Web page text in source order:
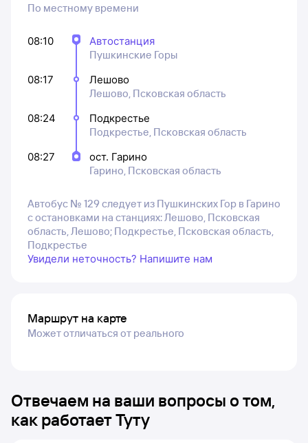
По местному времени
08:10
Автостанция
Пушкинские Горы
08:17
Лешово
Лешово, Псковская область
08:24
Подкрестье
Подкрестье, Псковская область
08:27
ост. Гарино
Гарино, Псковская область
Автобус № 129 следует из Пушкинских Гор в Гарино
с остановками на станциях: Лешово, Псковская
область, Лешово; Подкрестье, Псковская область,
Подкрестье
Увидели неточность? Напишите нам
Маршрут на карте
Может отличаться от реального
Отвечаем на ваши вопросы о том,
как работает Туту